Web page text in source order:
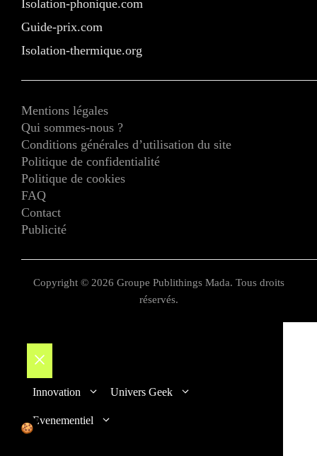
Isolation-phonique.com
Guide-prix.com
Isolation-thermique.org
Mentions légales
Qui sommes-nous ?
Conditions générales d’utilisation du site
Politique de confidentialité
Politique de cookies
FAQ
Contact
Publicité
Copyright © 2026 Groupe Publithings Mada. Tous droits
réservés.
Fermer
Innovation Univers Geek
Evenementiel